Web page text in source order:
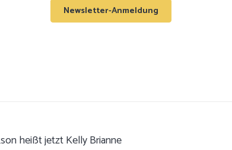
Newsletter-Anmeldung
heißt jetzt Kelly Brianne